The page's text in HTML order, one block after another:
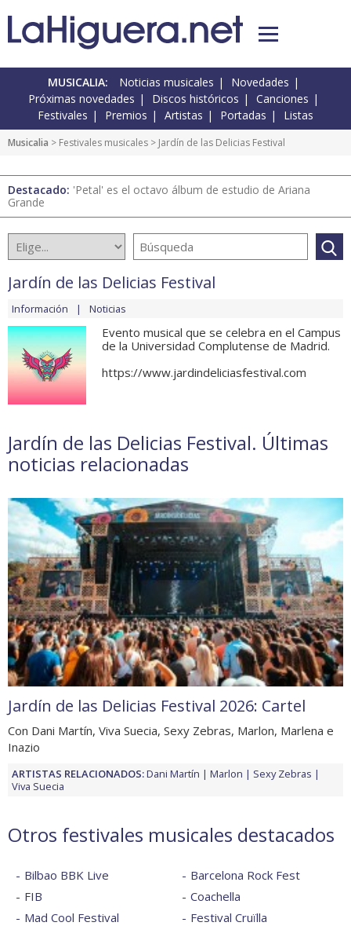
MUSICALIA: Noticias musicales
Novedades
Próximas novedades
Discos históricos
Canciones
Festivales
Premios Artistas Portadas Listas
Musicalia > Festivales musicales > Jardín de las Delicias Festival
Destacado: 'Petal' es el octavo álbum de estudio de Ariana
Grande
Jardín de las Delicias Festival
Información Noticias
Evento musical que se celebra en el Campus
de la Universidad Complutense de Madrid.
https://www.jardindeliciasfestival.com
Jardín de las Delicias Festival. Últimas
noticias relacionadas
Jardín de las Delicias Festival 2026: Cartel
Con Dani Martín, Viva Suecia, Sexy Zebras, Marlon, Marlena e
Inazio
ARTISTAS RELACIONADOS:Dani Martín Marlon
Sexy Zebras
Viva Suecia
Otros festivales musicales destacados
Bilbao BBK Live
FIB
Mad Cool Festival
Barcelona Rock Fest
Coachella
Festival Cruïlla